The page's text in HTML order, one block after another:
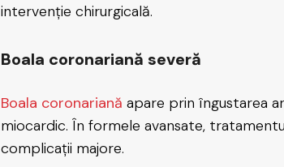
intervenție chirurgicală.
Boala coronariană severă
Boala coronariană apare prin îngustarea
miocardic. În formele avansate,
complicații majore.